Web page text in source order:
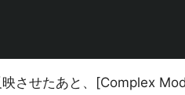
させたあと、[Complex